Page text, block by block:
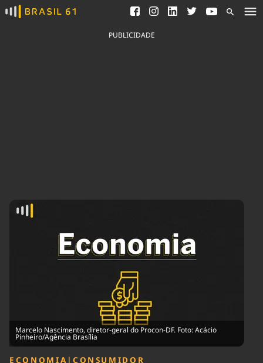
Ver todas as notícias
Saneamento
Indicadores
Agronegócios
Economia
Educação
Infraestrutura
Internacional
Podcast
Política
Saúde
PUBLICIDADE
Marcelo Nascimento, diretor-geral do Procon-DF. Foto: Acácio
Pinheiro/Agência Brasília
ECONOMIA | CONSUMIDOR